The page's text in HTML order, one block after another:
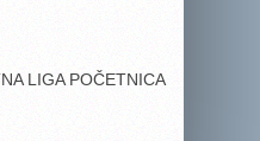
LIGA POČETNICA